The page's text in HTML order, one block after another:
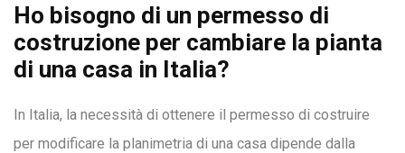
Ho bisogno di un permesso di
costruzione per cambiare la pianta
di una casa in Italia?
In Italia, la necessità di ottenere il permesso di costruire
per modificare la planimetria di una casa dipende dalla